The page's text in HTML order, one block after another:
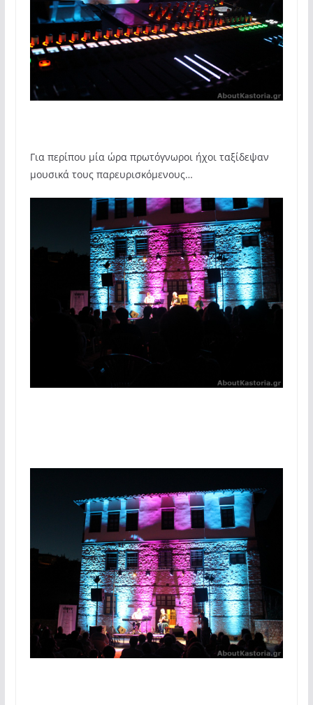
Για περίπου μία ώρα πρωτόγνωροι ήχοι ταξίδεψαν
μουσικά τους παρευρισκόμενους…